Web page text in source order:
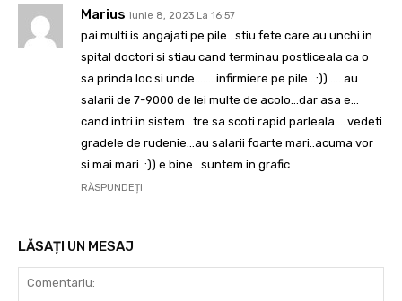
Marius iunie 8, 2023 La 16:57
pai multi is angajati pe pile…stiu fete care au unchi in
spital doctori si stiau cand terminau postliceala ca o
sa prinda loc si unde……..infirmiere pe pile…:)) …..au
salarii de 7-9000 de lei multe de acolo…dar asa e…
cand intri in sistem ..tre sa scoti rapid parleala ….vedeti
gradele de rudenie…au salarii foarte mari..acuma vor
si mai mari..:)) e bine ..suntem in grafic
RĂSPUNDEȚI
LĂSAȚI UN MESAJ